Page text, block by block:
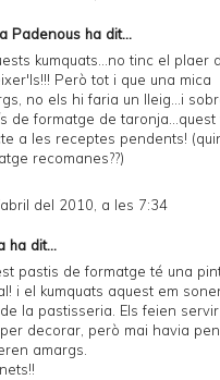
Padenous ha dit...
kumquats...no tinc el plaer
Però tot i que una mica
no els hi faria un lleig...i
de formatge de taronja...quest
a les receptes pendents!
recomanes??)
del 2010, a les 7:34
ha dit...
pastis de formatge té una
i el kumquats aquest em
la pastisseria. Els feien servir
decorar, però mai havia
amargs.